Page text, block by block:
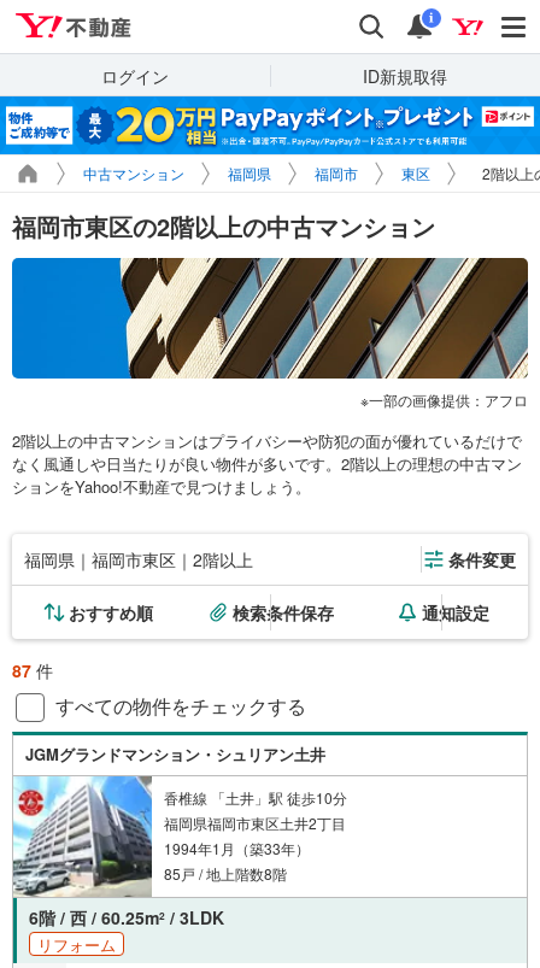
検索 通知
i
ログイン ID新規取得
中古マンション 福岡県 福岡市 東区 2階以上
福岡市東区の2階以上の中古マンション
一部の画像提供：アフロ
2階以上の中古マンションはプライバシーや防犯の面が優れているだけで
なく風通しや日当たりが良い物件が多いです。2階以上の理想の中古マン
ションをYahoo!不動産で見つけましょう。
福岡県｜福岡市東区｜2階以上 条件変更
おすすめ順 検索条件保存 通知設定
87 件
すべての物件をチェックする
JGMグランドマンション・シュリアン土井
香椎線 「土井」駅 徒歩10分
福岡県福岡市東区土井2丁目
1994年1月（築33年）
85戸 / 地上階数8階
6階 / 西 / 60.25m2 / 3LDK
リフォーム